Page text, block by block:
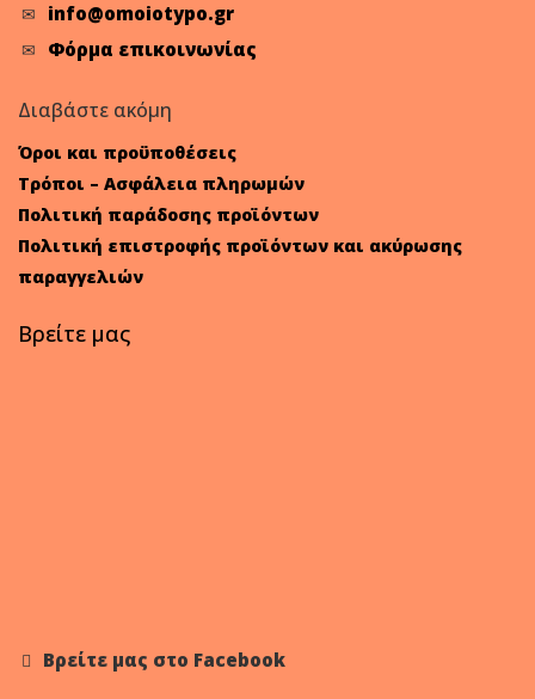
info@omoiotypo.gr
Φόρμα επικοινωνίας
Διαβάστε ακόμη
Όροι και προϋποθέσεις
Τρόποι – Ασφάλεια πληρωμών
Πολιτική παράδοσης προϊόντων
Πολιτική επιστροφής προϊόντων και ακύρωσης
παραγγελιών
Βρείτε μας
Βρείτε μας στο Facebook